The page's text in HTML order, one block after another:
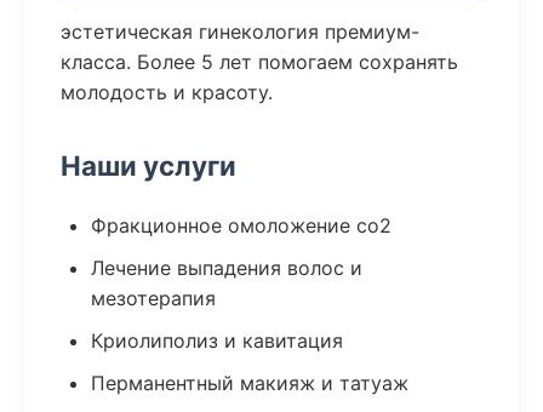
эстетическая гинекология премиум-
класса. Более 5 лет помогаем сохранять
молодость и красоту.
Наши услуги
Фракционное омоложение co2
Лечение выпадения волос и
мезотерапия
Криолиполиз и кавитация
Перманентный макияж и татуаж